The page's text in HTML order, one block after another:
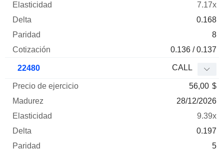
7.17x
0.168
8
0.136 / 0.137
22480 CALL
56,00 $
28/12/2026
9.39x
0.197
5